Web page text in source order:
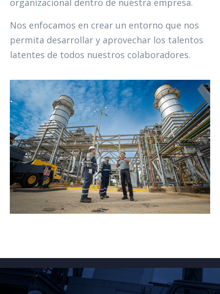
organizacional dentro de nuestra empresa.
Nos enfocamos en crear un entorno que nos
permita desarrollar y aprovechar los talentos
latentes de todos nuestros colaboradores.